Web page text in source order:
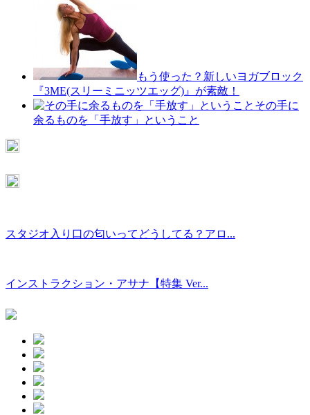
もう使った？新しいヨガブロック
『3ME(スリーミニッツエッグ)』が素敵！
その手に
余るものを「手放す」ということ
スタジオ入り口の匂いってどうしてる？アロ...
インストラクション・アサナ【特集 Ver...